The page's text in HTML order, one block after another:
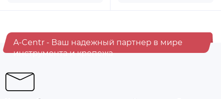
A-Centr - Ваш надежный партнер в мире
инструмента и крепежа